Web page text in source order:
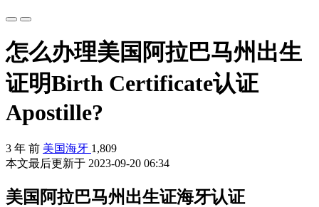
怎么办理美国阿拉巴马州出生
证明Birth Certificate认证
Apostille?
3 年 前 美国海牙 1,809
本文最后更新于 2023-09-20 06:34
美国阿拉巴马州出生证海牙认证